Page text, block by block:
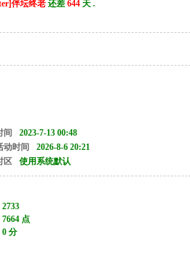
伴坛终老 还差 644 天 .
间
2023-7-13 00:48
动时间
2026-8-6 20:21
区 使用系统默认
2733
7664 点
0 分